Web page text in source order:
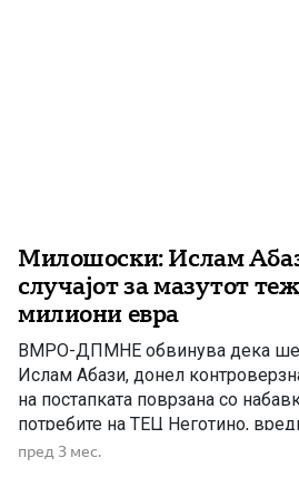
Милошоски: Ислам
случајот за мазутот
милиони евра
ВМРО-ДПМНЕ обвинува дека
Ислам Абази, донел
на постапката поврзана со
потребите на ТЕЦ Неготино,
Според партијата, одлуката е
пред 3 мес.